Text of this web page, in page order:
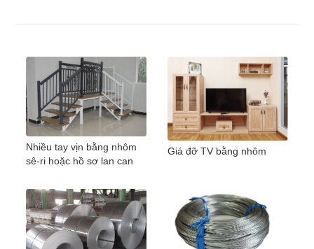
Nhiều tay vịn bằng nhôm
sê-ri hoặc hồ sơ lan can
Giá đỡ TV bằng nhôm